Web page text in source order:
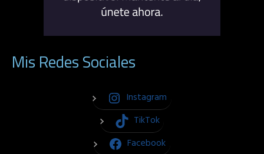
Mis Redes Sociales
Instagram
TikTok
Facebook